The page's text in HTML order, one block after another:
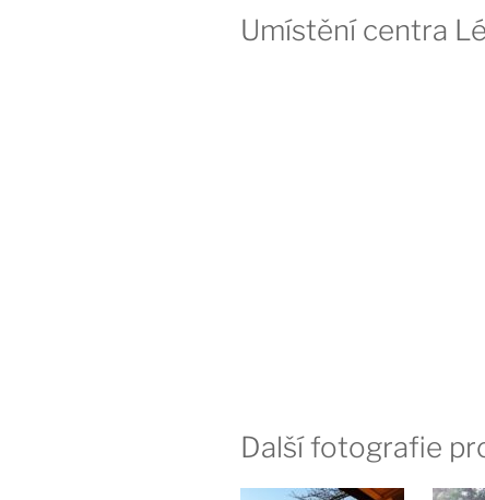
Umístění centra
Další fotografie